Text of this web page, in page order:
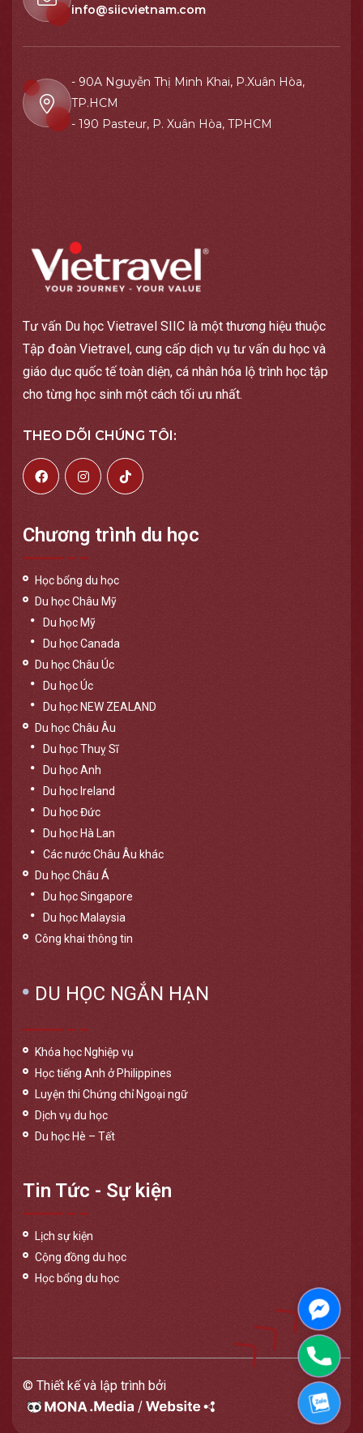
info@siicvietnam.com
- 90A Nguyễn Thị Minh Khai, P.Xuân Hòa,
TP.HCM
- 190 Pasteur, P. Xuân Hòa, TPHCM
Tư vấn Du học Vietravel SIIC là một thương hiệu thuộc
Tập đoàn Vietravel, cung cấp dịch vụ tư vấn du học và
giáo dục quốc tế toàn diện, cá nhân hóa lộ trình học tập
cho từng học sinh một cách tối ưu nhất.
THEO DÕI CHÚNG TÔI:
Chương trình du học
Học bổng du học
Du học Châu Mỹ
Du học Mỹ
Du học Canada
Du học Châu Úc
Du học Úc
Du học NEW ZEALAND
Du học Châu Âu
Du học Thuỵ Sĩ
Du học Anh
Du học Ireland
Du học Đức
Du học Hà Lan
Các nước Châu Âu khác
Du học Châu Á
Du học Singapore
Du học Malaysia
Công khai thông tin
DU HỌC NGẮN HẠN
Khóa học Nghiệp vụ
Học tiếng Anh ở Philippines
Luyện thi Chứng chỉ Ngoại ngữ
Dịch vụ du học
Du học Hè – Tết
Tin Tức - Sự kiện
Lịch sự kiện
Cộng đồng du học
Học bổng du học
© Thiết kế và lập trình bởi
Phone
Zalo